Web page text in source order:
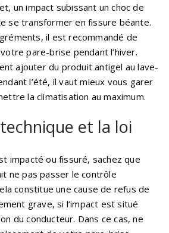
un impact subissant un choc de
se transformer en fissure béante.
il est recommandé de
pare-brise pendant l’hiver.
ajouter du produit antigel au lave-
l’été, il vaut mieux vous garer
la climatisation au maximum.
et la loi
impacté ou fissuré, sachez que
ne pas passer le contrôle
constitue une cause de refus de
grave, si l’impact est situé
du conducteur. Dans ce cas, ne